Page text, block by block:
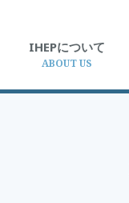
IHEPについて
ABOUT US